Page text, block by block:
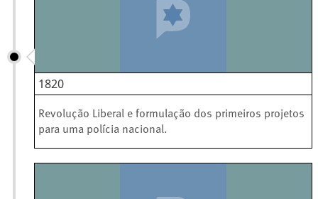
1820
Revolução Liberal e formulação dos primeiros projetos
para uma polícia nacional.